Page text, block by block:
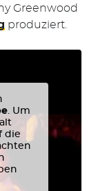
Greenwood
produziert.
. Um
die